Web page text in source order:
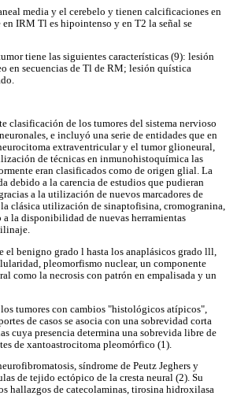
media y el cerebelo y tienen calcificaciones en
IRM Tl es hipointenso y en T2 la señal se
tiene las siguientes características (9): lesión
en secuencias de Tl de RM; lesión quística
clasificación de los tumores del sistema nervioso
e incluyó una serie de entidades que en
extraventricular y el tumor glioneural,
de técnicas en inmunohistoquímica las
eran clasificados como de origen glial. La
debido a la carencia de estudios que pudieran
a la utilización de nuevos marcadores de
clásica utilización de sinaptofisina, cromogranina,
la disponibilidad de nuevas herramientas
el benigno grado l hasta los anaplásicos grado lll,
pleomorfismo nuclear, un componente
como la necrosis con patrón en empalisada y un
tumores con cambios "histológicos atípicos",
de casos se asocia con una sobrevidad corta
cuya presencia determina una sobrevida libre de
de xantoastrocitoma pleomórfico (1).
síndrome de Peutz Jeghers y
de tejido ectópico de la cresta neural (2). Su
hallazgos de catecolaminas, tirosina hidroxilasa